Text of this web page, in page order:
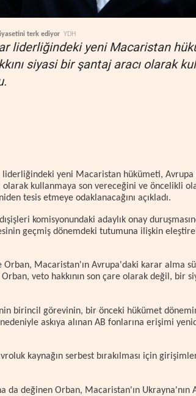
terk ediyor YDH
liderliğindeki yeni Macaristan
siyasi bir şantaj aracı olarak
liderliğindeki yeni Macaristan hükümeti,
olarak kullanmaya son vereceğini ve öncelikli
tesis etmeye odaklanacağını açıkladı.
komisyonundaki adaylık onay
geçmiş dönemdeki tutumuna ilişkin
Orban, Macaristan'ın Avrupa'daki karar alma
veto hakkının son çare olarak değil, bir
birincil görevinin, bir önceki hükümet
askıya alınan AB fonlarına erişimi
kaynağın serbest bırakılması için
da değinen Orban, Macaristan'ın Ukrayna'nın